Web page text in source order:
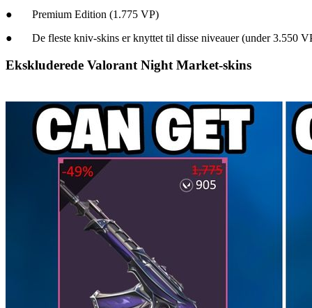
● Premium Edition (1.775 VP)
● De fleste kniv-skins er knyttet til disse niveauer (under 3.550
Ekskluderede Valorant Night Market-skins